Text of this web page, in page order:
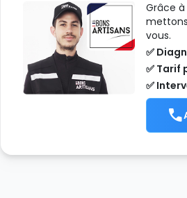
Grâce
vous.
✅
✅ Tarif
✅